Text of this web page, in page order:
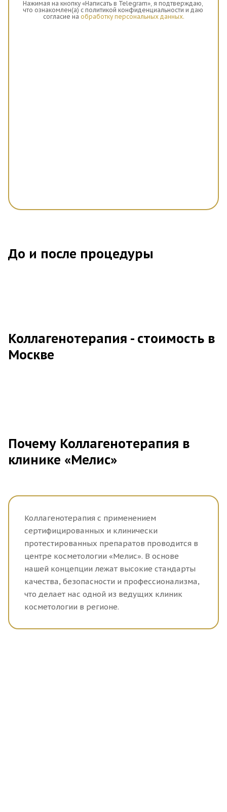
Нажимая на кнопку «Написать в Telegram», я подтверждаю,
что ознакомлен(а) с политикой конфиденциальности и даю
согласие на обработку персональных данных.
До и после процедуры
Коллагенотерапия - стоимость в
Москве
Почему Коллагенотерапия в
клинике «Мелис»
Коллагенотерапия с применением
сертифицированных и клинически
протестированных препаратов проводится в
центре косметологии «Мелис». В основе
нашей концепции лежат высокие стандарты
качества, безопасности и профессионализма,
что делает нас одной из ведущих клиник
косметологии в регионе.